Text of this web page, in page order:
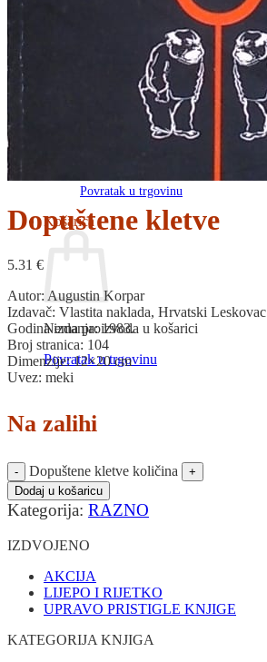
Povratak u trgovinu
Košarica
Nema proizvoda u košarici
Povratak u trgovinu
Dopuštene kletve
5.31 €
Autor: Augustin Korpar
Izdavač: Vlastita naklada, Hrvatski Leskovac
Godina izdanja: 1983.
Broj stranica: 104
Dimenzije: 12×20 cm
Uvez: meki
Na zalihi
Dopuštene kletve količina
Dodaj u košaricu
Kategorija: RAZNO
IZDVOJENO
AKCIJA
LIJEPO I RIJETKO
UPRAVO PRISTIGLE KNJIGE
KATEGORIJA KNJIGA